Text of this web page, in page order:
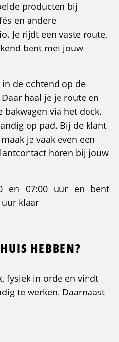
producten bij
en andere
Je rijdt een vaste route,
bent met jouw
in de ochtend op de
haal je je route en
bakwagen via het dock.
op pad. Bij de klant
je vaak even een
horen bij jouw
en 07:00 uur en bent
klaar
HEBBEN?
fysiek in orde en vindt
te werken. Daarnaast